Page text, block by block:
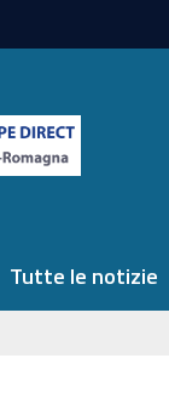
Tutte le notizie